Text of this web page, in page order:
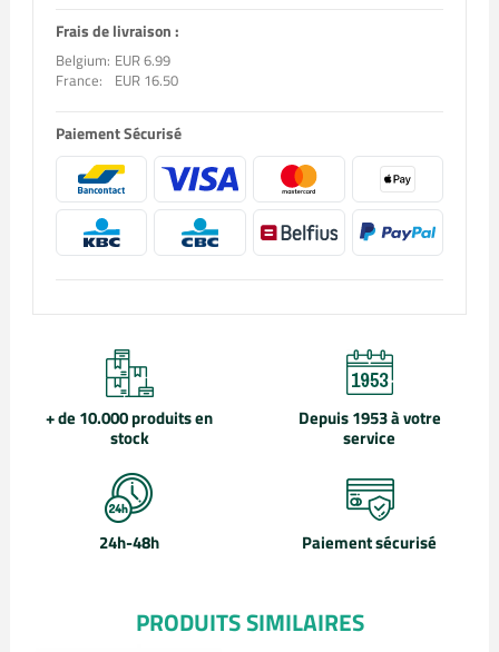
Frais de livraison :
Belgium: EUR 6.99
France:
EUR 16.50
Paiement Sécurisé
+ de 10.000 produits en
stock
Depuis 1953 à votre
service
24h-48h Paiement sécurisé
PRODUITS SIMILAIRES